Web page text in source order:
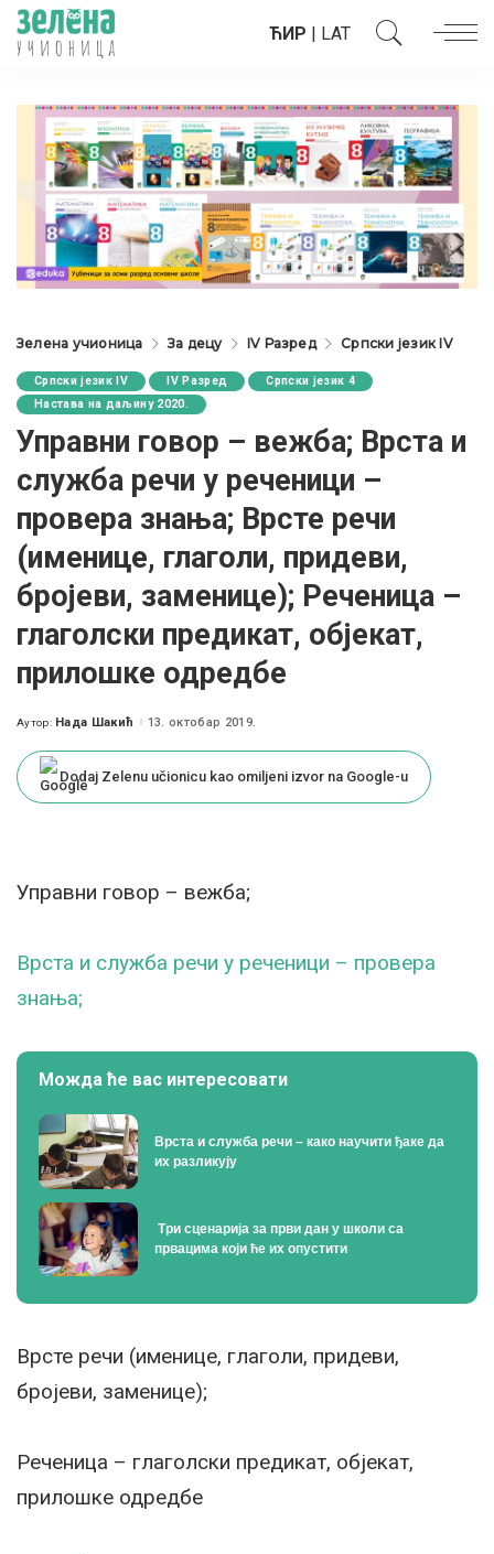
ЋИР | LAT
Зелена учионица За децу IV Разред Српски језик IV
Српски језик IV IV Разред
Српски језик 4
Настава на даљину 2020.
Управни говор – вежба; Врста и
служба речи у реченици –
провера знања; Врсте речи
(именице, глаголи, придеви,
бројеви, заменице); Реченица –
глаголски предикат, објекат,
прилошке одредбе
Posted
Аутор: Нада Шакић 13. октобар 2019.
Dodaj Zelenu učionicu kao omiljeni izvor na Google-u
Управни говор – вежба;
Врста и служба речи у реченици – провера
знања;
Можда ће вас интересовати
Врста и служба речи – како научити ђаке да
их разликују
Tри сценарија за први дан у школи са
првацима који ће их опустити
Врсте речи (именице, глаголи, придеви,
бројеви, заменице);
Реченица – глаголски предикат, објекат,
прилошке одредбе